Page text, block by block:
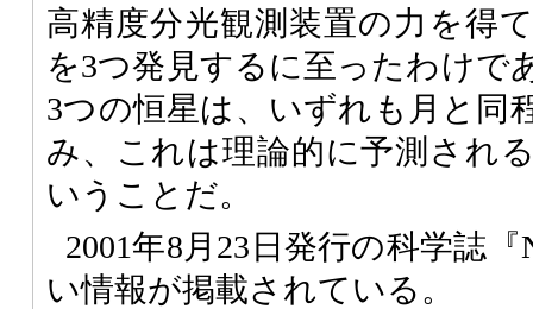
高精度分光観測装置の力を得
を3つ発見するに至ったわけで
3つの恒星は、いずれも月と同
み、これは理論的に予測され
いうことだ。
2001年8月23日発行の科学誌
い情報が掲載されている。